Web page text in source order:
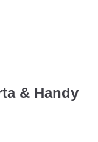
& Handy